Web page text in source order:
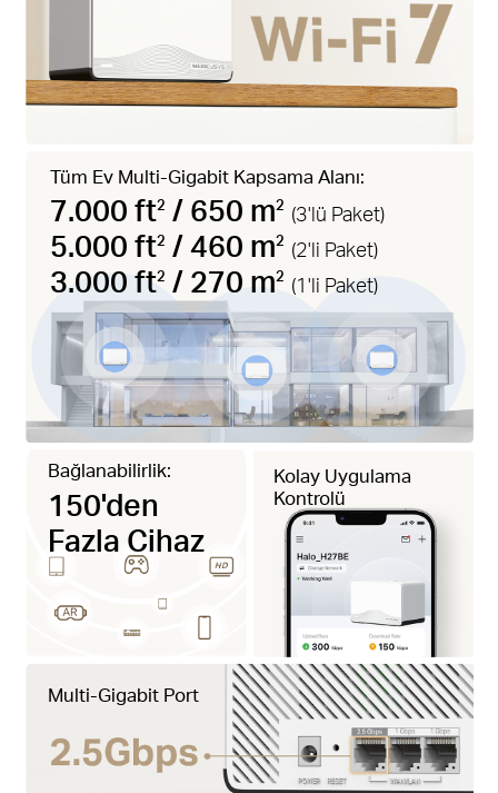
Bağlanabilirlik:
150'den
Fazla Cihaz
Kolay Uygulama
Kontrolü
Tüm Ev Multi-Gigabit Kapsama Alanı:
7.000 ft2 / 650 m2 (3'lü Paket)
5.000 ft2 / 460 m2 (2'li Paket)
3.000 ft2 / 270 m2 (1'li Paket)
Multi-Gigabit Port